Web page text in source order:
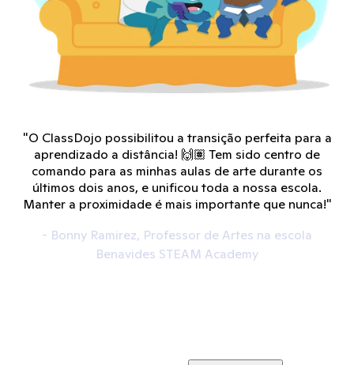
"O ClassDojo possibilitou a transição perfeita para a
aprendizado a distância! 🙌🏽 Tem sido centro de
comando para as minhas aulas de arte durante os
últimos dois anos, e unificou toda a nossa escola.
Manter a proximidade é mais importante que nunca!"
- Bonny Ramirez, Professor de Artes na escola
Benavides STEAM Academy